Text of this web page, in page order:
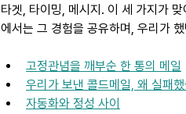
타겟, 타이밍, 메시지. 이 세 가지가
에서는 그 경험을 공유하며, 우리가
고정관념을 깨부순 한 통의 메일
우리가 보낸 콜드메일, 왜 실패
자동화와 정성 사이